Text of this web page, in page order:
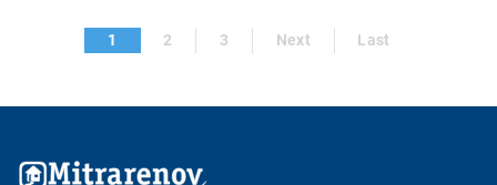
1 2 3 Next Last